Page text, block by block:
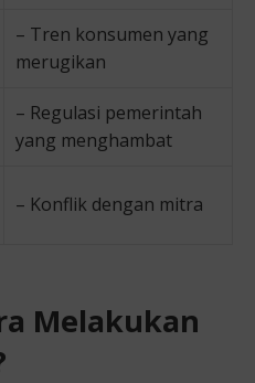
– Tren konsumen yang
merugikan
– Regulasi pemerintah
yang menghambat
– Konflik dengan mitra
Melakukan